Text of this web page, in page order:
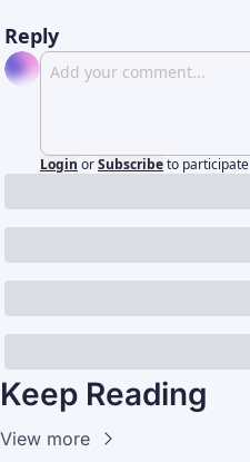
Reply
Login orSubscribeto participate
Keep Reading
View more